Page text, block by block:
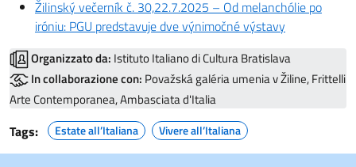
Žilinský večerník č. 30,22.7.2025 – Od melanchólie po
iróniu: PGU predstavuje dve výnimočné výstavy
Organizzato da: Istituto Italiano di Cultura Bratislava
In collaborazione con: Považská galéria umenia v Žiline, Frittelli
Arte Contemporanea, Ambasciata d'Italia
Tags: Estate all’Italiana Vivere all’Italiana